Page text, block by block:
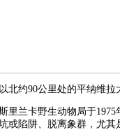
约90公里处的平纳维拉
兰卡野生动物局于1975
或陷阱、脱离象群，尤